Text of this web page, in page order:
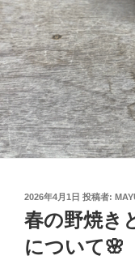
投
稿
日:
2026年4月1日 投稿者:
春の野焼き
について🌸